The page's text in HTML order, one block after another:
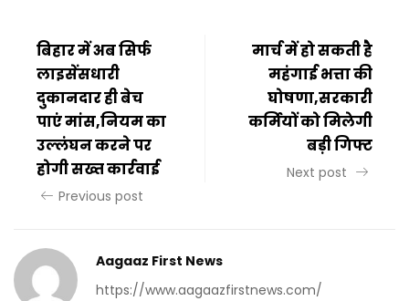
बिहार में अब सिर्फ
लाइसेंसधारी
दुकानदार ही बेच
पाएं मांस,नियम का
उल्लंघन करने पर
होगी सख्त कार्रवाई
Previous post
मार्च में हो सकती है
महंगाई भत्ता की
घोषणा,सरकारी
कर्मियों को मिलेगी
बड़ी गिफ्ट
Next post
Aagaaz First News
https://www.aagaazfirstnews.com/